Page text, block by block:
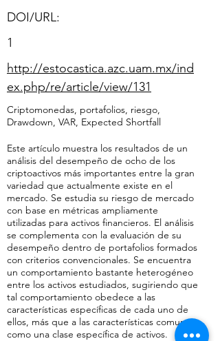
DOI/URL:
1
http://estocastica.azc.uam.mx/ind
ex.php/re/article/view/131
Criptomonedas, portafolios, riesgo,
Drawdown, VAR, Expected Shortfall
Este artículo muestra los resultados de un
análisis del desempeño de ocho de los
criptoactivos más importantes entre la gran
variedad que actualmente existe en el
mercado. Se estudia su riesgo de mercado
con base en métricas ampliamente
utilizadas para activos financieros. El análisis
se complementa con la evaluación de su
desempeño dentro de portafolios formados
con criterios convencionales. Se encuentra
un comportamiento bastante heterogéneo
entre los activos estudiados, sugiriendo que
tal comportamiento obedece a las
características específicas de cada uno de
ellos, más que a las características comunes
como una clase específica de activos.